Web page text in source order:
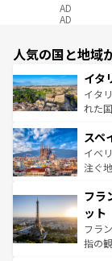
AD
AD
人気の国と地域
イタ
イタ
れた国
ろん
景な
ピザ
ませ
なお
しい。
スペ
イベ
注ぐ
文化
れる
る。
アー
フラ
ット
フラ
指の